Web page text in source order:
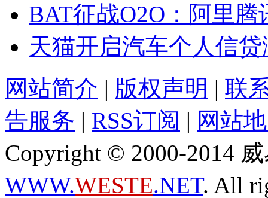
BAT征战O2O：阿里
天猫开启汽车个人信
网站简介 | 版权声明 | 联
告服务 | RSS订阅 | 网站
Copyright © 2000-2014
WWW.WESTE.NET. All